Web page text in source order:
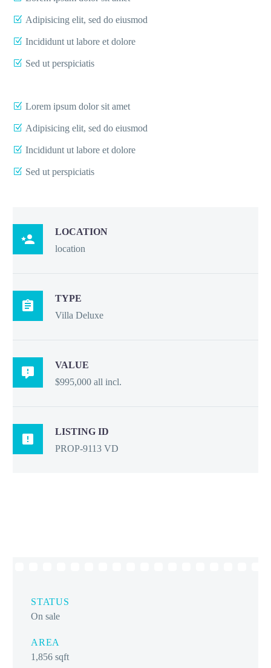
Adipisicing elit, sed do eiusmod
Incididunt ut labore et dolore
Sed ut perspiciatis
Lorem ipsum dolor sit amet
Adipisicing elit, sed do eiusmod
Incididunt ut labore et dolore
Sed ut perspiciatis

LOCATION
location

TYPE
Villa Deluxe

VALUE
$995,000 all incl.

LISTING ID
PROP-9113 VD
STATUS
On sale
AREA
1,856 sqft